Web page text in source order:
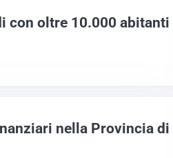
con oltre 10.000 abitanti
nella Provincia di